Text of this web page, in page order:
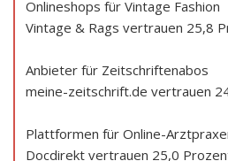
Onlineshops für Vintage Fashion
Vintage & Rags vertrauen 25,8
Anbieter für Zeitschriftenabos
meine-zeitschrift.de vertrauen
Plattformen für Online-
Docdirekt vertrauen 25,0